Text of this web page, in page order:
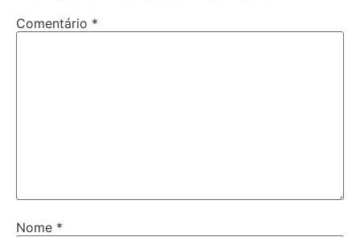
Comentário *
Nome *